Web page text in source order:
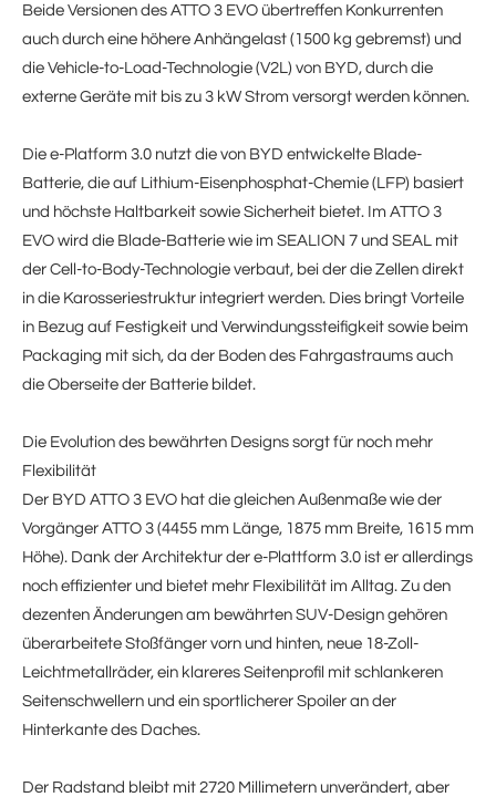
Beide Versionen des ATTO 3 EVO übertreffen Konkurrenten
auch durch eine höhere Anhängelast (1500 kg gebremst) und
die Vehicle-to-Load-Technologie (V2L) von BYD, durch die
externe Geräte mit bis zu 3 kW Strom versorgt werden können.
Die e-Platform 3.0 nutzt die von BYD entwickelte Blade-
Batterie, die auf Lithium-Eisenphosphat-Chemie (LFP) basiert
und höchste Haltbarkeit sowie Sicherheit bietet. Im ATTO 3
EVO wird die Blade-Batterie wie im SEALION 7 und SEAL mit
der Cell-to-Body-Technologie verbaut, bei der die Zellen direkt
in die Karosseriestruktur integriert werden. Dies bringt Vorteile
in Bezug auf Festigkeit und Verwindungssteifigkeit sowie beim
Packaging mit sich, da der Boden des Fahrgastraums auch
die Oberseite der Batterie bildet.
Die Evolution des bewährten Designs sorgt für noch mehr
Flexibilität
Der BYD ATTO 3 EVO hat die gleichen Außenmaße wie der
Vorgänger ATTO 3 (4455 mm Länge, 1875 mm Breite, 1615 mm
Höhe). Dank der Architektur der e-Plattform 3.0 ist er allerdings
noch effizienter und bietet mehr Flexibilität im Alltag. Zu den
dezenten Änderungen am bewährten SUV-Design gehören
überarbeitete Stoßfänger vorn und hinten, neue 18-Zoll-
Leichtmetallräder, ein klareres Seitenprofil mit schlankeren
Seitenschwellern und ein sportlicherer Spoiler an der
Hinterkante des Daches.
Der Radstand bleibt mit 2720 Millimetern unverändert, aber